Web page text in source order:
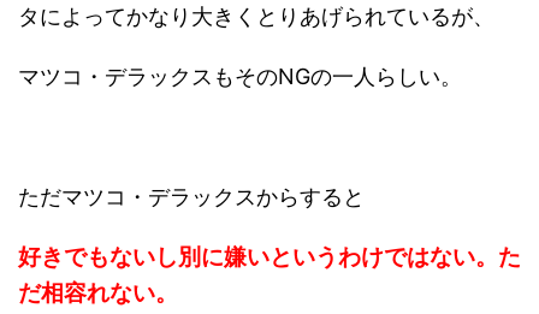
タによってかなり大きくとりあげられているが、
マツコ・デラックスもそのNGの一人らしい。
ただマツコ・デラックスからすると
好きでもないし別に嫌いというわけではない。た
だ相容れない。